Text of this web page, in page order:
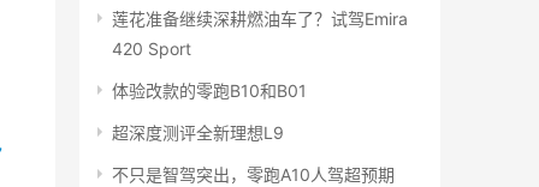
莲花准备继续深耕燃油车了？试驾Emira
420 Sport
体验改款的零跑B10和B01
超深度测评全新理想L9
不只是智驾突出，零跑A10人驾超预期